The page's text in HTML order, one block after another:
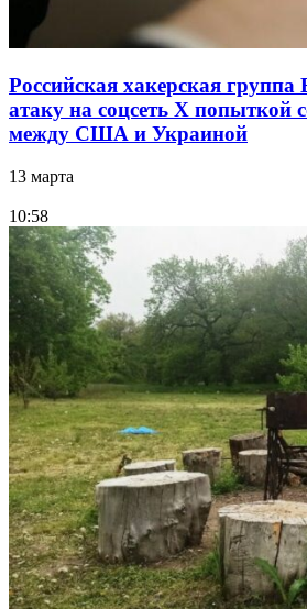
Российская хакерская группа
атаку на соцсеть Х попыткой
между США и Украиной
13 марта
10:58